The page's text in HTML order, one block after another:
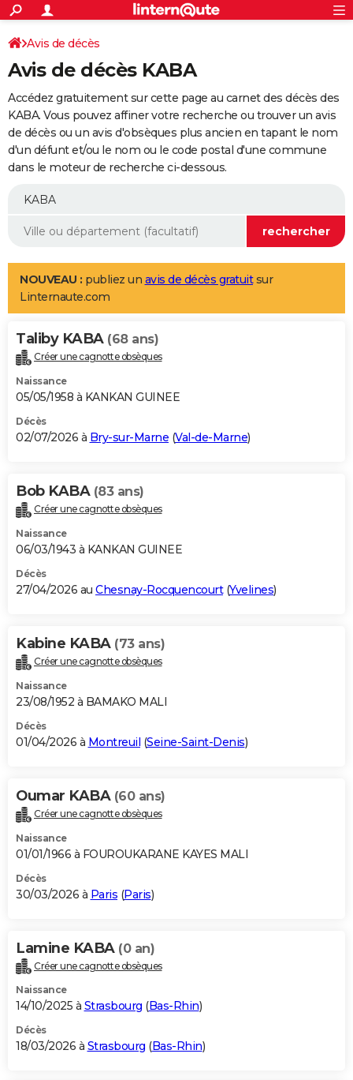
ACTUALITÉS
Politique
Société
Faits Divers
Education
Monde
Villes
+
SPORT
Coupe du monde 2026
Football
Tennis
Cyclisme
Rugby
Forum
Programme TV
TNT
Streaming
Cinéma
Sorties cinéma
Musique
+
FINANCE
Retraite
Impôts
Epargne
Immobilier
Risques naturels par ville
Banque
Assurance
Crédit
AUTO
Essais
Réserver un essai
Citadines
Berlines
SUV
Forum auto
+
Mobiles
Meilleur smartphone
Internet
Ordinateurs
Jeux vidéo
Guide high-tech
Aménagement intérieur
LIFESTYLE
Art de vivre
Bien-être
Loisirs
Mode
Modes de vie
Alimentation
Guide de la santé
Maladies
Médicaments
Sommeil
VOYAGE
Destinations
City break
Voyage nature
Voyage de noces
Forum
Climat
+PHOTO
GUIDES D'ACHAT
BONS PLANS
Carte de Noël
Carte Bonne année
Carte Saint-Valentin
Carte Pâques
Carte d'anniversaire
DICTIONNAIRE
Dictionnaire
Biographies
Citations
Expressions
Proverbes
PROGRAMME TV
S'inscrire
Se connecter
Lycées
Collèges
Primaires
Universités
Entreprises
Service militaire
Avis de recherche
AVIS DE DÉCÈS
Bricolage
Lifestyle
Culture
Sport
Auto
Television
Voyage
Cinema
Avis de décès
Avis de décès KABA
Accédez gratuitement sur cette page au carnet des décès des
KABA. Vous pouvez affiner votre recherche ou trouver un avis
de décès ou un avis d'obsèques plus ancien en tapant le nom
d'un défunt et/ou le nom ou le code postal d'une commune
dans le moteur de recherche ci-dessous.
NOUVEAU : publiez un avis de décès gratuitsur
Linternaute.com
Taliby KABA (68 ans)
Créer une cagnotte obsèques
Naissance
05/05/1958 à KANKAN GUINEE
Décès
02/07/2026 à Bry-sur-Marne (Val-de-Marne)
Bob KABA (83 ans)
Créer une cagnotte obsèques
Naissance
06/03/1943 à KANKAN GUINEE
Décès
27/04/2026 au Chesnay-Rocquencourt(Yvelines)
Kabine KABA (73 ans)
Créer une cagnotte obsèques
Naissance
23/08/1952 à BAMAKO MALI
Décès
01/04/2026 à Montreuil (Seine-Saint-Denis)
Oumar KABA (60 ans)
Créer une cagnotte obsèques
Naissance
01/01/1966 à FOUROUKARANE KAYES MALI
Décès
30/03/2026 à Paris (Paris)
Lamine KABA (0 an)
Créer une cagnotte obsèques
Naissance
14/10/2025 à Strasbourg (Bas-Rhin)
Décès
18/03/2026 à Strasbourg (Bas-Rhin)